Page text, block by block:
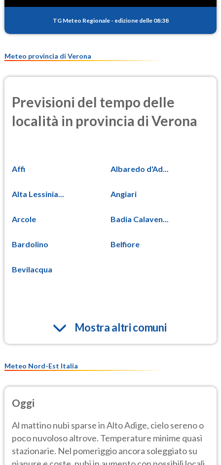
TG Meteo Regionale - edizione delle 08:38
Meteo provincia di Verona
Previsioni del tempo delle
località in provincia di Verona
Affi Albaredo d'Ad...
Alta Lessinia... Angiari
Arcole Badia Calaven...
Bardolino Belfiore
Bevilacqua
Mostra altri comuni
Meteo Nord-Est Italia
Oggi
Al mattino nubi sparse in Alto Adige, cielo sereno o
poco nuvoloso altrove. Temperature minime quasi
stazionarie. Nel pomeriggio ancora soleggiato su